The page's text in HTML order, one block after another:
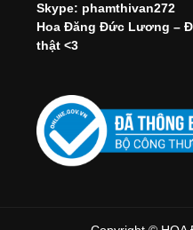
Skype: phamthivan272
Hoa Đăng Đức Lương –
thật <3